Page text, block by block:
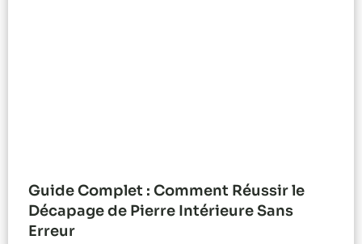
Guide Complet : Comment Réussir le
Décapage de Pierre Intérieure Sans
Erreur